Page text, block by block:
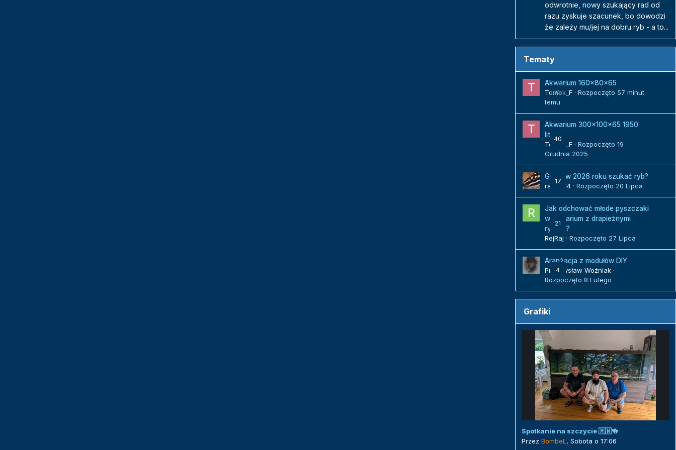
odwrotnie, nowy szukający rad od
razu zyskuje szacunek, bo dowodzi
że zależy mu/jej na dobru ryb - a to...
Tematy
0
Akwarium 160x80x65
Tomek_F · Rozpoczęto 57 minut
temu
40
Akwarium 300x100x65 1950
litrów
Tomek_F · Rozpoczęto 19
Grudnia 2025
17
Gdzie w 2026 roku szukać ryb?
radek84 · Rozpoczęto 20 Lipca
21
Jak odchować młode pyszczaki
w akwarium z drapieżnymi
rybami?
RejRaj · Rozpoczęto 27 Lipca
4
Aranżacja z modułów DIY
Przemysław Woźniak ·
Rozpoczęto 8 Lutego
Grafiki
Spotkanie na szczycie 🇲🇼🍻
Przez BombeL , Sobota o 17:06